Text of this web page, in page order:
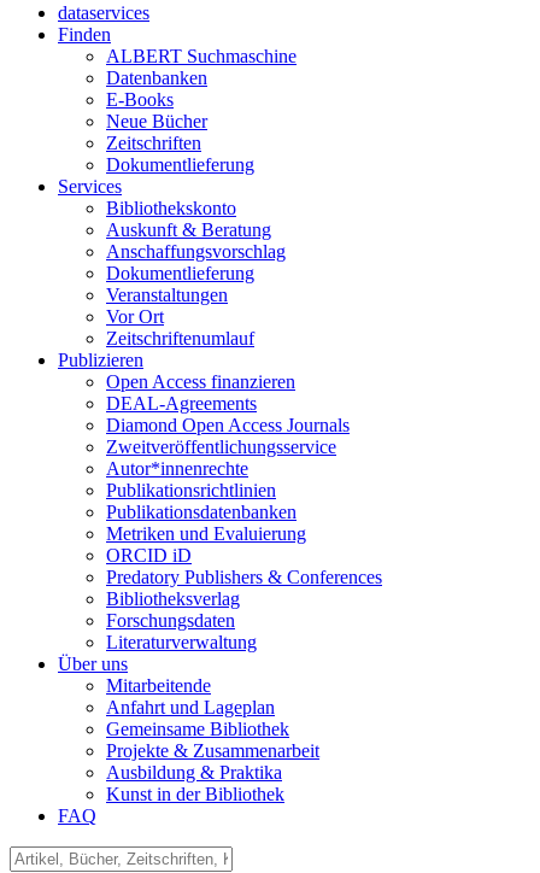
dataservices
Finden
ALBERT Suchmaschine
Datenbanken
E-Books
Neue Bücher
Zeitschriften
Dokumentlieferung
Services
Bibliothekskonto
Auskunft & Beratung
Anschaffungsvorschlag
Dokumentlieferung
Veranstaltungen
Vor Ort
Zeitschriftenumlauf
Publizieren
Open Access finanzieren
DEAL-Agreements
Diamond Open Access Journals
Zweitveröffentlichungsservice
Autor*innenrechte
Publikationsrichtlinien
Publikationsdatenbanken
Metriken und Evaluierung
ORCID iD
Predatory Publishers & Conferences
Bibliotheksverlag
Forschungsdaten
Literaturverwaltung
Über uns
Mitarbeitende
Anfahrt und Lageplan
Gemeinsame Bibliothek
Projekte & Zusammenarbeit
Ausbildung & Praktika
Kunst in der Bibliothek
FAQ